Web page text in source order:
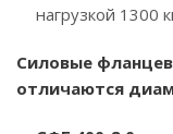
нагрузкой 1300
Силовые
отличаются